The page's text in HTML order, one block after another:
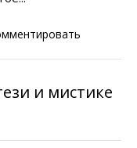
и мистике